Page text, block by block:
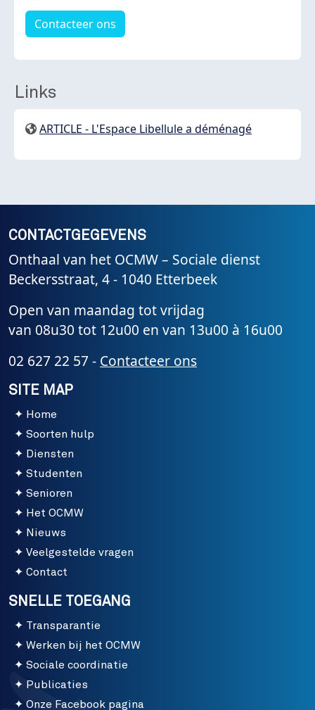
Contacteer ons
Links
ARTICLE - L'Espace Libellule a déménagé
CONTACTGEGEVENS
Onthaal van het OCMW – Sociale dienst
Beckersstraat, 4 - 1040 Etterbeek
Open van maandag tot vrijdag
van 08u30 tot 12u00 en van 13u00 à 16u00
02 627 22 57 - Contacteer ons
SITE MAP
Home
Soorten hulp
Diensten
Studenten
Senioren
Het OCMW
Nieuws
Veelgestelde vragen
Contact
SNELLE TOEGANG
Transparantie
Werken bij het OCMW
Sociale coordinatie
Publicaties
Onze Facebook pagina